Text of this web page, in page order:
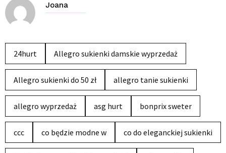
Joana
24hurt Allegro sukienki damskie wyprzedaż
Allegro sukienki do 50 zł allegro tanie sukienki
allegro wyprzedaż asg hurt bonprix sweter
ccc co będzie modne w co do eleganckiej sukienki